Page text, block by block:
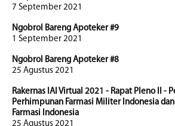
7 September 2021
Ngobrol Bareng Apoteker #9
1 September 2021
Ngobrol Bareng Apoteker #8
25 Agustus 2021
Rakernas IAI Virtual 2021 - Rapat Pleno II -
Perhimpunan Farmasi Militer Indonesia
Farmasi Indonesia
25 Agustus 2021